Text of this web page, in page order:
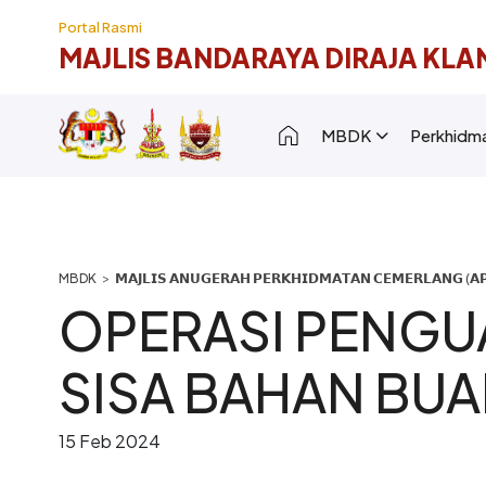
Portal Rasmi
MAJLIS BANDARAYA DIRAJA
Main navigation
MBDK
Breadcrumb
𝗠𝗔𝗝𝗟𝗜𝗦 𝗔𝗡𝗨𝗚𝗘𝗥𝗔𝗛 𝗣𝗘𝗥𝗞𝗛𝗜𝗗𝗠𝗔𝗧𝗔𝗡 𝗖𝗘𝗠𝗘𝗥𝗟𝗔𝗡𝗚
OPERASI
SISA BAHAN
15 Feb 2024